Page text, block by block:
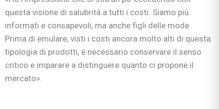
questa visione di salubrità a tutti i costi. Siamo più
informati e consapevoli, ma anche figli delle mode.
Prima di emulare, visti i costi ancora molto alti di questa
tipologia di prodotti, è necessario conservare il senso
critico e imparare a distinguere quanto ci propone il
mercato».